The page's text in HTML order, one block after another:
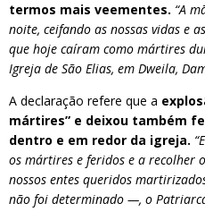
termos mais veementes. “A
noite, ceifando as nossas vidas e
que hoje caíram como mártires
Igreja de São Elias, em Dweila,
A declaração refere que a
mártires” e deixou também
dentro e em redor da igreja.
os mártires e feridos e a recolher
nossos entes queridos
não foi determinado —, o